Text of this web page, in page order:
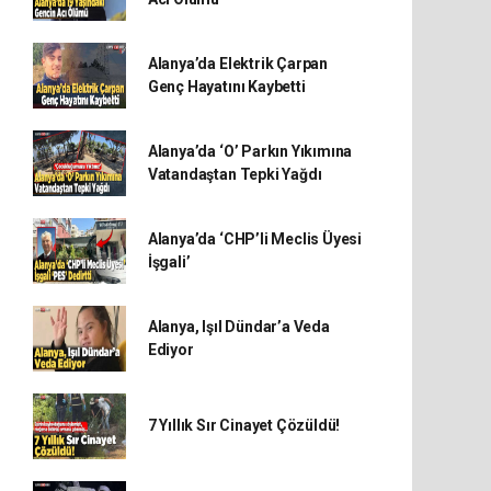
Alanya’da Elektrik Çarpan
Genç Hayatını Kaybetti
Alanya’da ‘O’ Parkın Yıkımına
Vatandaştan Tepki Yağdı
Alanya’da ‘CHP’li Meclis Üyesi
İşgali’
Alanya, Işıl Dündar’a Veda
Ediyor
7 Yıllık Sır Cinayet Çözüldü!